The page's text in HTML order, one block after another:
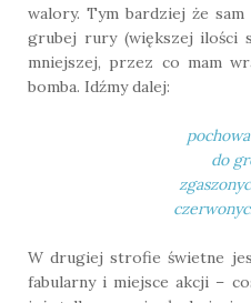
walory. Tym bardziej że
grubej rury (większej ilości
mniejszej, przez co mam
bomba. Idźmy dalej:
do
W drugiej strofie świetne
fabularny i miejsce akcji –